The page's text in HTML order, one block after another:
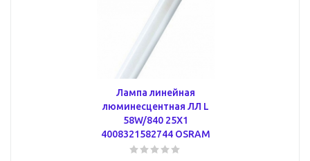
Лампа линейная
люминесцентная ЛЛ L
58W/840 25X1
4008321582744 OSRAM